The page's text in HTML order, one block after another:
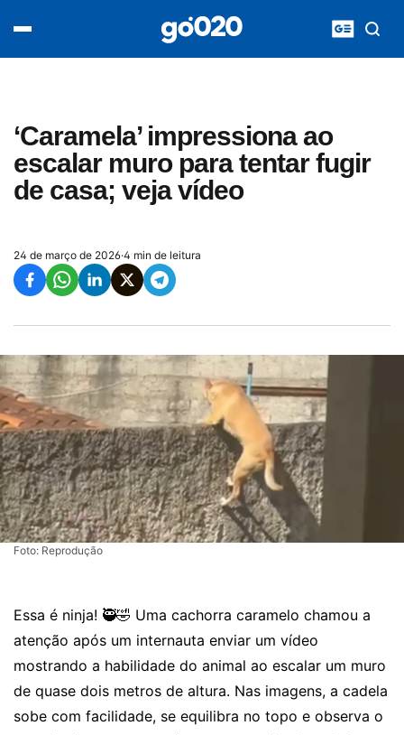
‘Caramela’ impressiona ao
escalar muro para tentar fugir
de casa; veja vídeo
24 de março de 2026·4 min de leitura
Foto: Reprodução
Essa é ninja! 🥷🤣 Uma cachorra caramelo chamou a
atenção após um internauta enviar um vídeo
mostrando a habilidade do animal ao escalar um muro
de quase dois metros de altura. Nas imagens, a cadela
sobe com facilidade, se equilibra no topo e observa o
acontece agora
entretenimento
vídeos
pod020